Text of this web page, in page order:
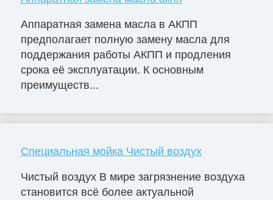
Аппаратная замена масла в АКПП
предполагает полную замену масла для
поддержания работы АКПП и продления
срока её эксплуатации. К основным
преимуществ...
Специальная мойка Чистый воздух
Чистый воздух В мире загрязнение воздуха
становится всё более актуальной